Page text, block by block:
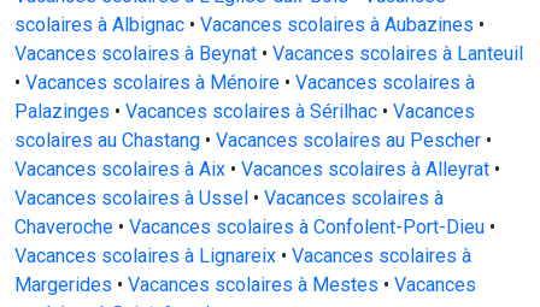
scolaires à Albignac • Vacances scolaires à Aubazines •
Vacances scolaires à Beynat • Vacances scolaires à Lanteuil
• Vacances scolaires à Ménoire • Vacances scolaires à
Palazinges • Vacances scolaires à Sérilhac • Vacances
scolaires au Chastang • Vacances scolaires au Pescher •
Vacances scolaires à Aix • Vacances scolaires à Alleyrat •
Vacances scolaires à Ussel • Vacances scolaires à
Chaveroche • Vacances scolaires à Confolent-Port-Dieu •
Vacances scolaires à Lignareix • Vacances scolaires à
Margerides • Vacances scolaires à Mestes • Vacances